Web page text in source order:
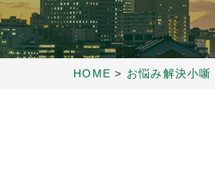
HOME > お悩み解決小噺